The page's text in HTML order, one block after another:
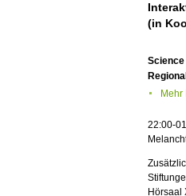
(in
22:00-
Hörsaal